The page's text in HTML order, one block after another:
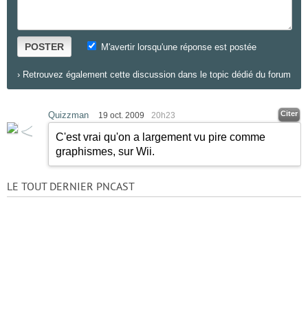
POSTER M'avertir lorsqu'une réponse est postée
› Retrouvez également cette discussion dans le topic dédié du forum
Quizzman 19 oct. 2009 20h23 Citer
C'est vrai qu'on a largement vu pire comme
graphismes, sur Wii.
LE TOUT DERNIER PNCAST